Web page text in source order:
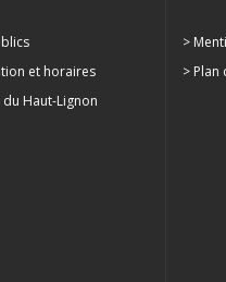
et horaires
Haut-Lignon
>
> Plan